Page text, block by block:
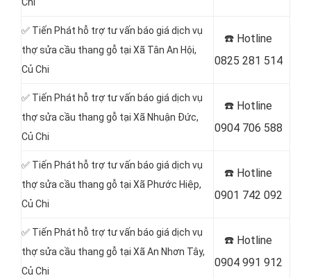
✅ Tiến Phát hỗ trợ tư vấn báo giá dịch vụ
thợ sửa cầu thang gỗ tại Xã Tân An Hội,
Củ Chi
☎️ Hotline
0825 281 514
✅ Tiến Phát hỗ trợ tư vấn báo giá dịch vụ
thợ sửa cầu thang gỗ tại Xã Nhuận Đức,
Củ Chi
☎️ Hotline
0904 706 588
✅ Tiến Phát hỗ trợ tư vấn báo giá dịch vụ
thợ sửa cầu thang gỗ tại Xã Phước Hiệp,
Củ Chi
☎️ Hotline
0901 742 092
✅ Tiến Phát hỗ trợ tư vấn báo giá dịch vụ
thợ sửa cầu thang gỗ tại Xã An Nhơn Tây,
Củ Chi
☎️ Hotline
0904 991 912